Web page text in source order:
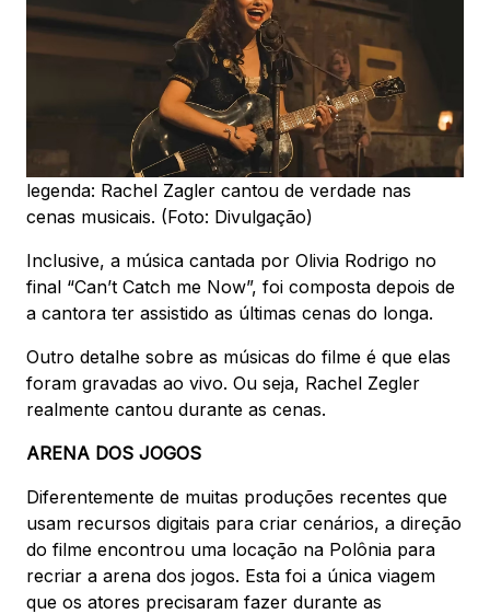
legenda: Rachel Zagler cantou de verdade nas
cenas musicais. (Foto: Divulgação)
Inclusive, a música cantada por Olivia Rodrigo no
final “Can’t Catch me Now”, foi composta depois de
a cantora ter assistido as últimas cenas do longa.
Outro detalhe sobre as músicas do filme é que elas
foram gravadas ao vivo. Ou seja, Rachel Zegler
realmente cantou durante as cenas.
ARENA DOS JOGOS
Diferentemente de muitas produções recentes que
usam recursos digitais para criar cenários, a direção
do filme encontrou uma locação na Polônia para
recriar a arena dos jogos. Esta foi a única viagem
que os atores precisaram fazer durante as